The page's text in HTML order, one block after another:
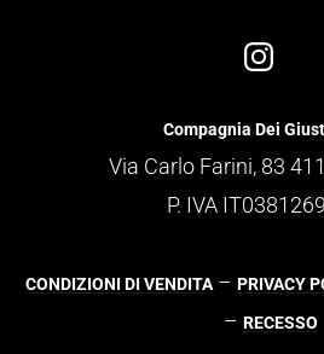
Compagnia Dei
Via Carlo Farini, 83
P. IVA
CONDIZIONI DI VENDITA – PRIVACY
– RECESSO